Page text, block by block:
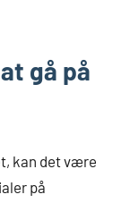
gå på
kan det være
på